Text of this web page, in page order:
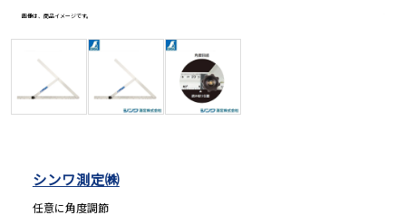
濃度・環境測定
色々な計測器
画像は、商品イメージです。
シンワ測定㈱
任意に角度調節